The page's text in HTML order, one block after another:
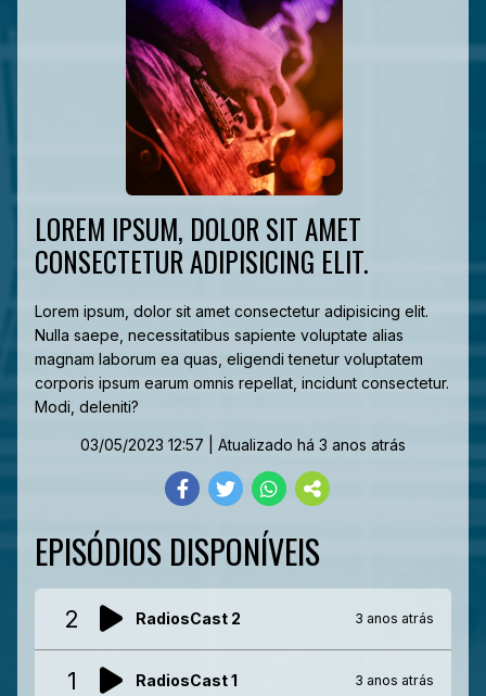
LOREM IPSUM, DOLOR SIT AMET
CONSECTETUR ADIPISICING ELIT.
Lorem ipsum, dolor sit amet consectetur adipisicing elit.
Nulla saepe, necessitatibus sapiente voluptate alias
magnam laborum ea quas, eligendi tenetur voluptatem
corporis ipsum earum omnis repellat, incidunt consectetur.
Modi, deleniti?
03/05/2023 12:57 | Atualizado há 3 anos atrás
EPISÓDIOS DISPONÍVEIS
2 RadiosCast 2 3 anos atrás
1 RadiosCast 1 3 anos atrás